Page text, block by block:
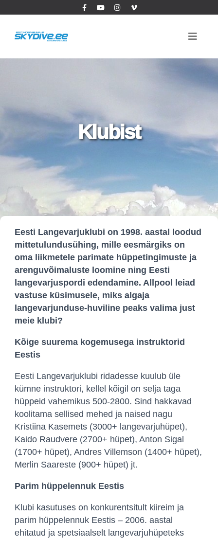
Klubist
Eesti Langevarjuklubi on 1998. aastal loodud
mittetulundusühing, mille eesmärgiks on
oma liikmetele parimate hüppetingimuste ja
arenguvõimaluste loomine ning Eesti
langevarjuspordi edendamine. Allpool leiad
vastuse küsimusele, miks algaja
langevarjunduse-huviline peaks valima just
meie klubi?
Kõige suurema kogemusega instruktorid
Eestis
Eesti Langevarjuklubi ridadesse kuulub üle
kümne instruktori, kellel kõigil on selja taga
hüppeid vahemikus 500-2800. Sind hakkavad
koolitama sellised mehed ja naised nagu
Kristiina Kasemets (3000+ langevarjuhüpet),
Kaido Raudvere (2700+ hüpet), Anton Sigal
(1700+ hüpet), Andres Villemson (1400+ hüpet),
Merlin Saareste (900+ hüpet) jt.
Parim hüppelennuk Eestis
Klubi kasutuses on konkurentsitult kiireim ja
parim hüppelennuk Eestis – 2006. aastal
ehitatud ja spetsiaalselt langevarjuhüpeteks